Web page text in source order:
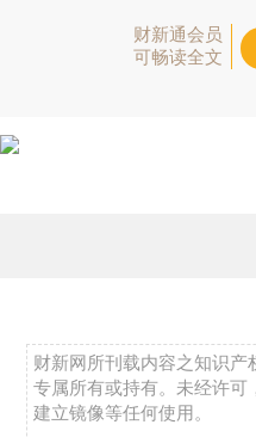
财新通会员
可畅读全文
财新网所刊载内容之知识产
专属所有或持有。未经许可
建立镜像等任何使用。